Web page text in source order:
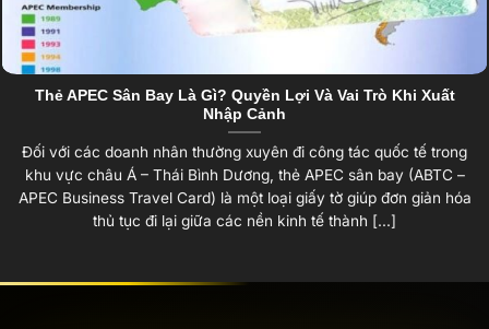
Thẻ APEC Sân Bay Là Gì? Quyền Lợi Và Vai Trò Khi Xuất
Nhập Cảnh
Đối với các doanh nhân thường xuyên đi công tác quốc tế trong
khu vực châu Á – Thái Bình Dương, thẻ APEC sân bay (ABTC –
APEC Business Travel Card) là một loại giấy tờ giúp đơn giản hóa
thủ tục đi lại giữa các nền kinh tế thành [...]